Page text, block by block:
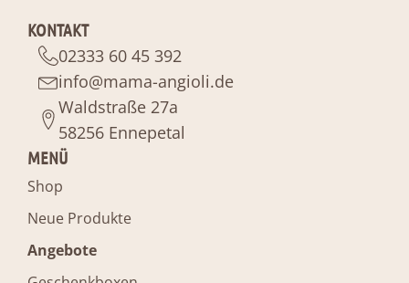
KONTAKT
02333 60 45 392
info@mama-angioli.de
Waldstraße 27a
58256 Ennepetal
MENÜ
Shop
Neue Produkte
Angebote